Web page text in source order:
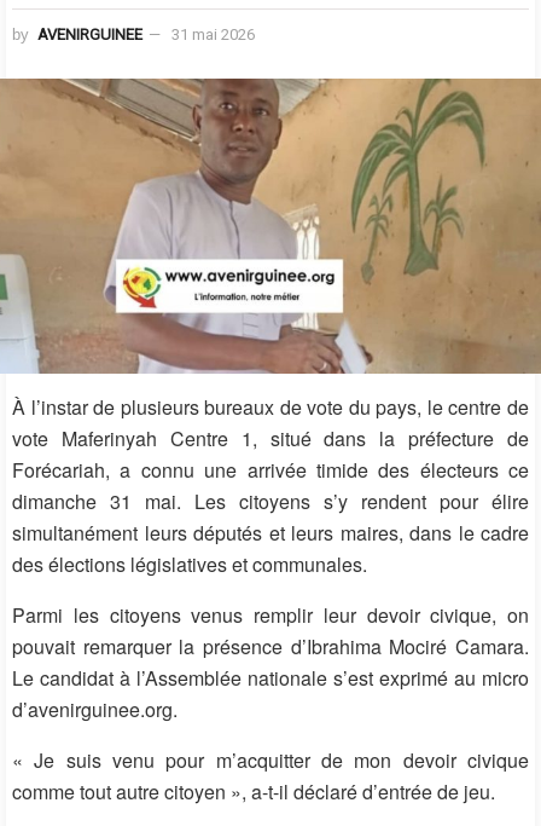
by AVENIRGUINEE 31 mai 2026
À l’instar de plusieurs bureaux de vote du pays, le centre de
vote Maferinyah Centre 1, situé dans la préfecture de
Forécariah, a connu une arrivée timide des électeurs ce
dimanche 31 mai. Les citoyens s’y rendent pour élire
simultanément leurs députés et leurs maires, dans le cadre
des élections législatives et communales.
Parmi les citoyens venus remplir leur devoir civique, on
pouvait remarquer la présence d’Ibrahima Mociré Camara.
Le candidat à l’Assemblée nationale s’est exprimé au micro
d’avenirguinee.org.
« Je suis venu pour m’acquitter de mon devoir civique
comme tout autrecitoyen », a-t-il déclaré d’entrée de jeu.